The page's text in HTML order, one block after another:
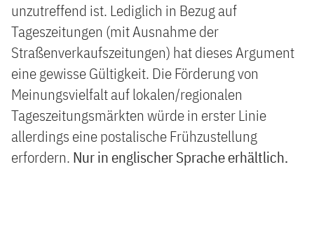
unzutreffend ist. Lediglich in Bezug auf
Tageszeitungen (mit Ausnahme der
Straßenverkaufszeitungen) hat dieses Argument
eine gewisse Gültigkeit. Die Förderung von
Meinungsvielfalt auf lokalen/regionalen
Tageszeitungsmärkten würde in erster Linie
allerdings eine postalische Frühzustellung
erfordern. Nur in englischer Sprache erhältlich.